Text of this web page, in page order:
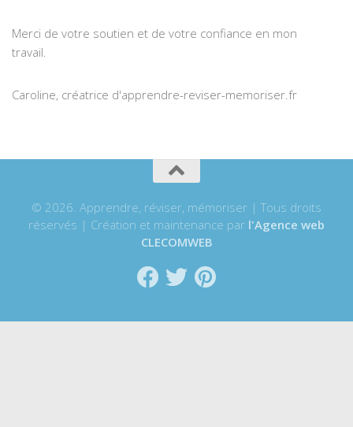
Merci de votre soutien et de votre confiance en mon
travail.
Caroline, créatrice d'apprendre-reviser-memoriser.fr
© 2026. Apprendre, réviser, mémoriser | Tous droits
réservés | Création et maintenance par l'Agence web
CLECOMWEB